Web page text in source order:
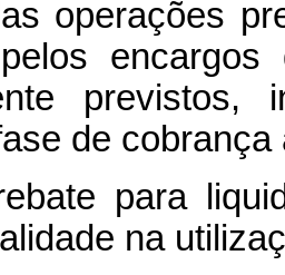
operações
de cobrança
para
na